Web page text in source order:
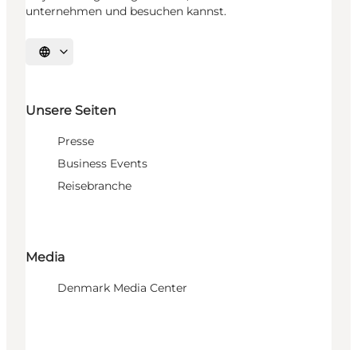
unternehmen und besuchen kannst.
Sprache auswählen
Unsere Seiten
Presse
Business Events
Reisebranche
Media
Denmark Media Center